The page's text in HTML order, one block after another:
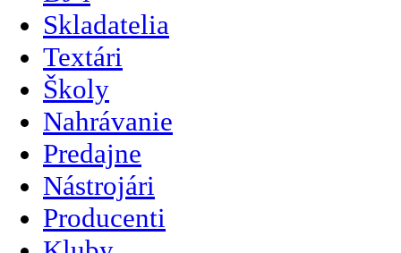
Skladatelia
Textári
Školy
Nahrávanie
Predajne
Nástrojári
Producenti